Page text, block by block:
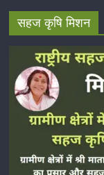
सहज कृषि मिशन